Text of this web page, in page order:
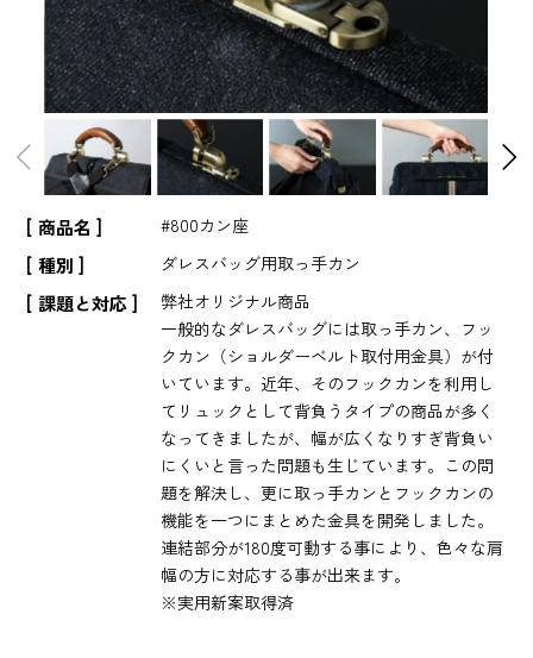
商品名 #800カン座
種別 ダレスバッグ用取っ手カン
課題と対応
弊社オリジナル商品
一般的なダレスバッグには取っ手カン、フッ
クカン（ショルダーベルト取付用金具）が付
いています。近年、そのフックカンを利用し
てリュックとして背負うタイプの商品が多く
なってきましたが、幅が広くなりすぎ背負い
にくいと言った問題も生じています。この問
題を解決し、更に取っ手カンとフックカンの
機能を一つにまとめた金具を開発しました。
連結部分が180度可動する事により、色々な肩
幅の方に対応する事が出来ます。
※実用新案取得済